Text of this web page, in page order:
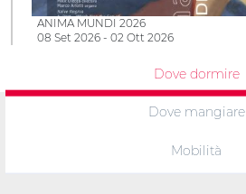
ANIMA MUNDI 2026
08 Set 2026 - 02 Ott 2026
Dove dormire
Dove mangiare
Mobilità